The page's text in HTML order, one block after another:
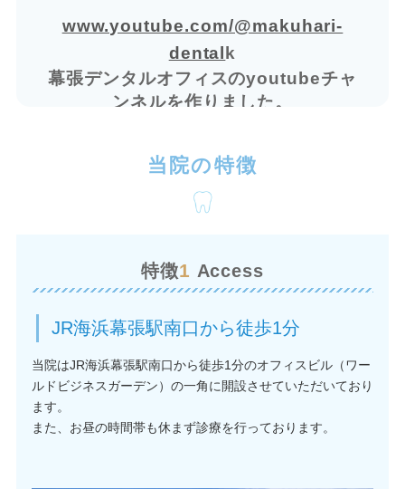
www.youtube.com/@makuhari-
dental k
幕張デンタルオフィスのyoutubeチャ
ンネルを作りました。
ます。
当院の特徴
特徴1 Access
JR海浜幕張駅南口から徒歩1分
当院はJR海浜幕張駅南口から徒歩1分のオフィスビル（ワー
ルドビジネスガーデン）の一角に開設させていただいており
ます。
また、お昼の時間帯も休まず診療を行っております。